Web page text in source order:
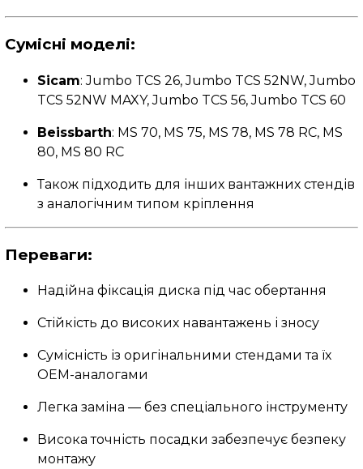
Сумісні моделі:
Sicam: Jumbo TCS 26, Jumbo TCS 52NW, Jumbo
TCS 52NW MAXY, Jumbo TCS 56, Jumbo TCS 60
Beissbarth: MS 70, MS 75, MS 78, MS 78 RC, MS
80, MS 80 RC
Також підходить для інших вантажних стендів
з аналогічним типом кріплення
Переваги:
Надійна фіксація диска під час обертання
Стійкість до високих навантажень і зносу
Сумісність із оригінальними стендами та їх
OEM-аналогами
Легка заміна — без спеціального інструменту
Висока точність посадки забезпечує безпеку
монтажу